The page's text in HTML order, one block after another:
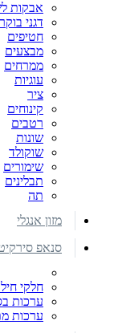
אבקות
דגני בוקר
חטיפים
מבצעים
ממרחים
עוגיות
ציר
קינוחים
רטבים
שונות
שוקולד
שימורים
תבלינים
תה
מזון אנגלי
סנאפ
חלקי
ערכות
ערכות